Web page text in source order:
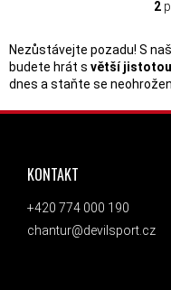
2
Nezůstávejte pozadu! S
budete hrát s větší
dnes a staňte se
ZÁPATÍ
KONTAKT
+420 774 000 190
chantur@devilsport.cz